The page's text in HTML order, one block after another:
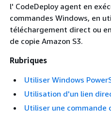
l' CodeDeploy agent en
commandes Windows, en
téléchargement direct ou
de copie Amazon S3.
Rubriques
Utiliser Windows
Utilisation d'un lien
Utiliser une commande